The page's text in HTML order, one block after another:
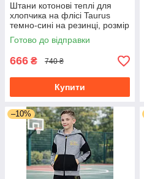
Штани котонові теплі для
хлопчика на флісі Taurus
темно-сині на резинці, розмір
134
Готово до відправки
666 ₴ 740 ₴
Купити
–10%